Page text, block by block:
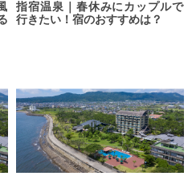
指宿温泉｜春休みにカップルで
行きたい！宿のおすすめは？